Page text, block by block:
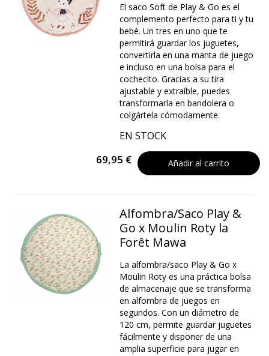
El saco Soft de Play & Go es el
complemento perfecto para ti y tu
bebé. Un tres en uno que te
permitirá guardar los juguetes,
convertirla en una manta de juego
e incluso en una bolsa para el
cochecito. Gracias a su tira
ajustable y extraíble, puedes
transformarla en bandolera o
colgártela cómodamente.
EN STOCK
69,95 € Añadir al carrito
Alfombra/Saco Play &
Go x Moulin Roty la
Forêt Mawa
La alfombra/saco Play & Go x
Moulin Roty es una práctica bolsa
de almacenaje que se transforma
en alfombra de juegos en
segundos. Con un diámetro de
120 cm, permite guardar juguetes
fácilmente y disponer de una
amplia superficie para jugar en